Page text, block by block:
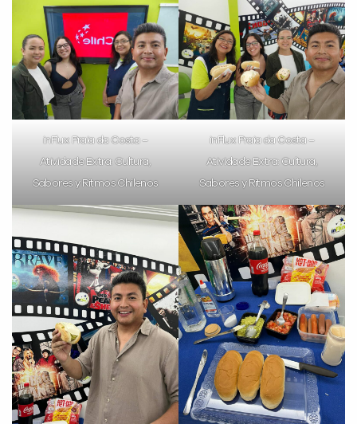
inFlux Praia da Costa –
Atividade Extra: Cultura,
Sabores y Ritmos Chilenos
inFlux Praia da Costa –
Atividade Extra: Cultura,
Sabores y Ritmos Chilenos
Você é aluno inFlux?
Sim
VOLTAR